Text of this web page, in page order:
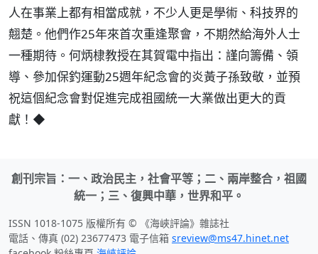
人在事業上都有相當成就，不少人更是學術、科技界的
翹楚。他們作25年來首次重逢聚會，不期然給海外人士
一種期待。何炳棣教授在其賀電中指出：謹向籌備、領
導、參加保釣運動25週年紀念會的炎黃子孫致敬，並預
祝這個紀念會對促進完成祖國統一大業做出更大的貢
獻！◆
創刊宗旨：一、政治民主，社會平等；二、兩岸整合，祖國
統一；三、復興中華，世界和平。
ISSN 1018-1075 版權所有 © 《海峽評論》雜誌社
電話、傳真 (02) 23677473 電子信箱 sreview@ms47.hinet.net